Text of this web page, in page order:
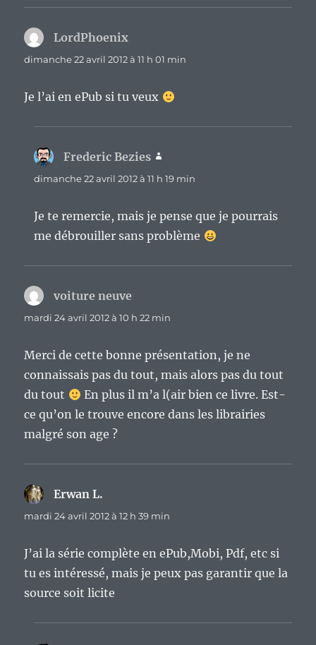
LordPhoenix
dimanche 22 avril 2012 à 11 h 01 min
Je l’ai en ePub si tu veux
Frederic Bezies
dimanche 22 avril 2012 à 11 h 19 min
Je te remercie, mais je pense que je pourrais
me débrouiller sans problème
voiture neuve
mardi 24 avril 2012 à 10 h 22 min
Merci de cette bonne présentation, je ne
connaissais pas du tout, mais alors pas du tout
du tout
En plus il m’a l(air bien ce livre. Est-
ce qu’on le trouve encore dans les librairies
malgré son age ?
Erwan L.
mardi 24 avril 2012 à 12 h 39 min
J’ai la série complète en ePub,Mobi, Pdf, etc si
tu es intéressé, mais je peux pas garantir que la
source soit licite